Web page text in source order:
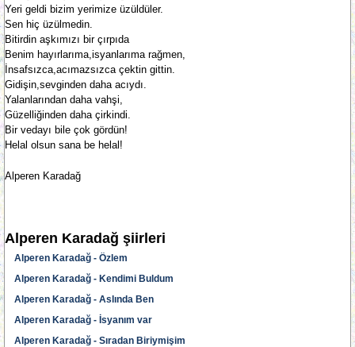
Yeri geldi bizim yerimize üzüldüler.
Sen hiç üzülmedin.
Bitirdin aşkımızı bir çırpıda
Benim hayırlarıma,isyanlarıma rağmen,
İnsafsızca,acımazsızca çektin gittin.
Gidişin,sevginden daha acıydı.
Yalanlarından daha vahşi,
Güzelliğinden daha çirkindi.
Bir vedayı bile çok gördün!
Helal olsun sana be helal!
Alperen Karadağ
Alperen Karadağ şiirleri
Alperen Karadağ - Özlem
Alperen Karadağ - Kendimi Buldum
Alperen Karadağ - Aslında Ben
Alperen Karadağ - İsyanım var
Alperen Karadağ - Sıradan Biriymişim